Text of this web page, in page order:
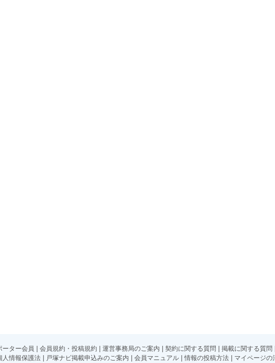
ーター会員 会員規約・投稿規約 運営事務局のご案内 契約に関する質問 掲載に関する質問
人情報保護法 戸塚ナビ掲載申込みのご案内 会員マニュアル 情報の投稿方法 マイページの